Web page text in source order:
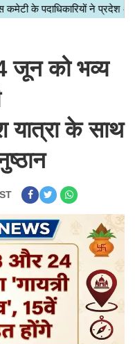
को भव्य
यात्रा के साथ